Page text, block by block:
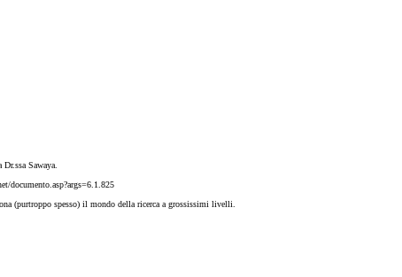
Sawaya.
documento.asp?args=6.1.825
(purtroppo spesso) il mondo della ricerca a grossissimi livelli.